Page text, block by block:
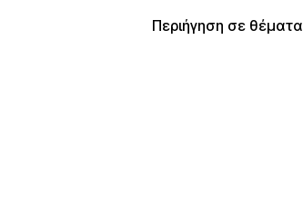
Περιήγηση σε θέματα